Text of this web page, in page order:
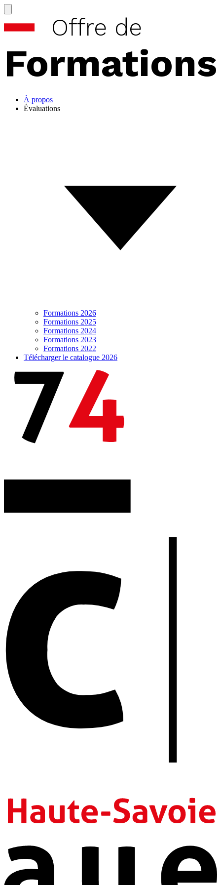
Formations
Offre de
À propos
Évaluations
Formations 2026
Formations 2025
Formations 2024
Formations 2023
Formations 2022
Télécharger le catalogue 2026